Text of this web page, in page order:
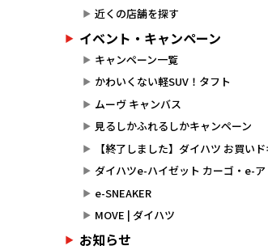
近くの店舗を探す
イベント・キャンペーン
キャンペーン一覧
かわいくない軽SUV！タフト
ムーヴ キャンバス
見るしかふれるしかキャンペーン
【終了しました】ダイハツ お買い
ダイハツe-ハイゼット カーゴ・e-ア
e-SNEAKER
MOVE | ダイハツ
お知らせ